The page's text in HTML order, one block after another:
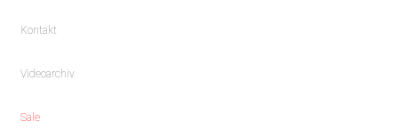
Kontakt
Videoarchiv
Sale